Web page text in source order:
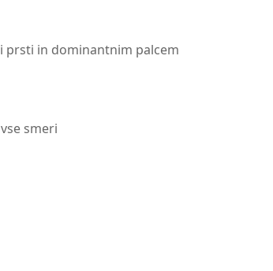
prsti in dominantnim palcem
smeri